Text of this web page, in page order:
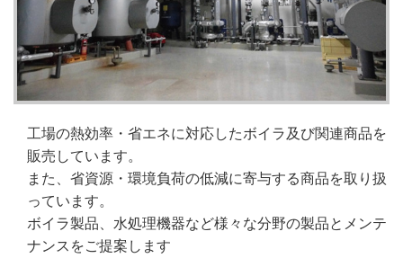
工場の熱効率・省エネに対応したボイラ及び関連商品を
販売しています。
また、省資源・環境負荷の低減に寄与する商品を取り扱
っています。
ボイラ製品、水処理機器など様々な分野の製品とメンテ
ナンスをご提案します